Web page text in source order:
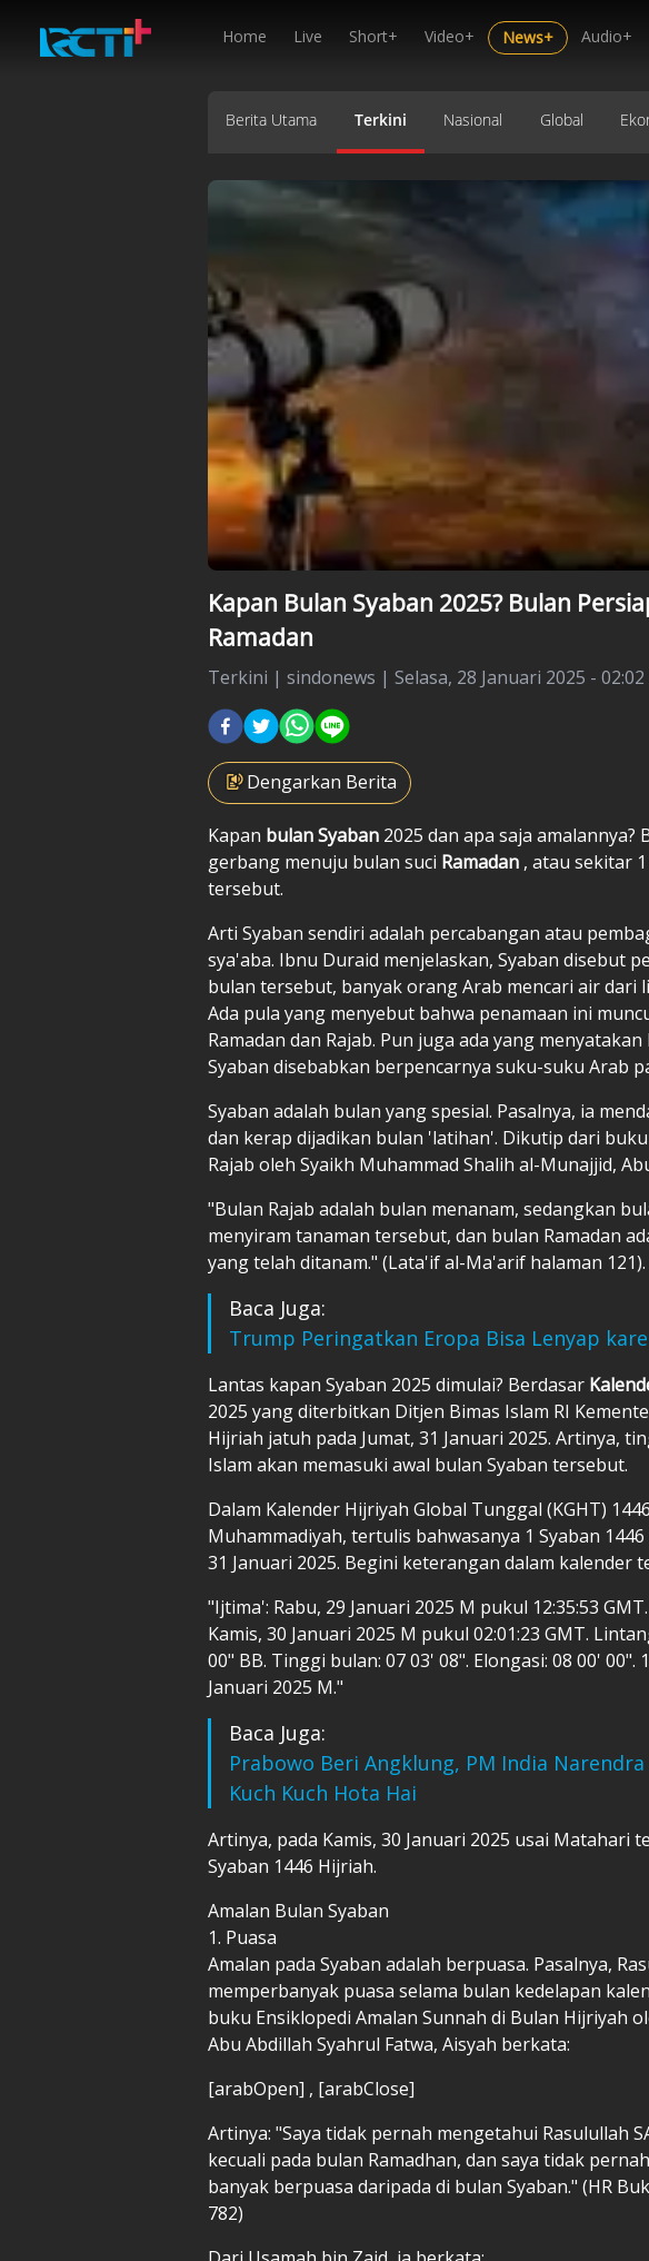
Home Live Short+ Video+ News+ Audio+
Berita Utama Terkini Nasional Global
Kapan Bulan Syaban 2025? Bulan
Ramadan
Terkini | sindonews | Selasa, 28 Januari 2025 - 02:02
Dengarkan Berita
Kapan bulan Syaban 2025 dan apa saja amalannya?
gerbang menuju bulan suci Ramadan , atau sekitar
tersebut.
Arti Syaban sendiri adalah percabangan atau
sya'aba. Ibnu Duraid menjelaskan, Syaban disebut
bulan tersebut, banyak orang Arab mencari air dari
Ada pula yang menyebut bahwa penamaan ini
Ramadan dan Rajab. Pun juga ada yang
Syaban disebabkan berpencarnya suku-suku Arab
Syaban adalah bulan yang spesial. Pasalnya, ia
dan kerap dijadikan bulan 'latihan'. Dikutip dari
Rajab oleh Syaikh Muhammad Shalih al-Munajjid,
"Bulan Rajab adalah bulan menanam, sedangkan
menyiram tanaman tersebut, dan bulan Ramadan
yang telah ditanam." (Lata'if al-Ma'arif halaman 121).
Baca Juga:
Trump Peringatkan Eropa Bisa Lenyap
Lantas kapan Syaban 2025 dimulai? Berdasar
2025 yang diterbitkan Ditjen Bimas Islam RI
Hijriah jatuh pada Jumat, 31 Januari 2025. Artinya,
Islam akan memasuki awal bulan Syaban tersebut.
Dalam Kalender Hijriyah Global Tunggal (KGHT)
Muhammadiyah, tertulis bahwasanya 1 Syaban
31 Januari 2025. Begini keterangan dalam kalender
"Ijtima': Rabu, 29 Januari 2025 M pukul 12:35:53
Kamis, 30 Januari 2025 M pukul 02:01:23 GMT.
00" BB. Tinggi bulan: 07 03' 08". Elongasi: 08 00' 00".
Januari 2025 M."
Baca Juga:
Prabowo Beri Angklung, PM India
Kuch Kuch Hota Hai
Artinya, pada Kamis, 30 Januari 2025 usai Matahari
Syaban 1446 Hijriah.
Amalan Bulan Syaban
1. Puasa
Amalan pada Syaban adalah berpuasa. Pasalnya,
memperbanyak puasa selama bulan kedelapan
buku Ensiklopedi Amalan Sunnah di Bulan Hijriyah
Abu Abdillah Syahrul Fatwa, Aisyah berkata:
[arabOpen] , [arabClose]
Artinya: "Saya tidak pernah mengetahui Rasulullah
kecuali pada bulan Ramadhan, dan saya tidak
banyak berpuasa daripada di bulan Syaban." (HR
782)